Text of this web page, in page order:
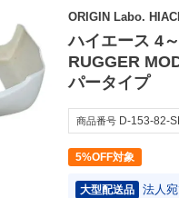
ORIGIN Labo.
ハイエース 4
RUGGER
パータイプ
商品番号 D-153-82-
5%OFF対象
大型配送品 法人